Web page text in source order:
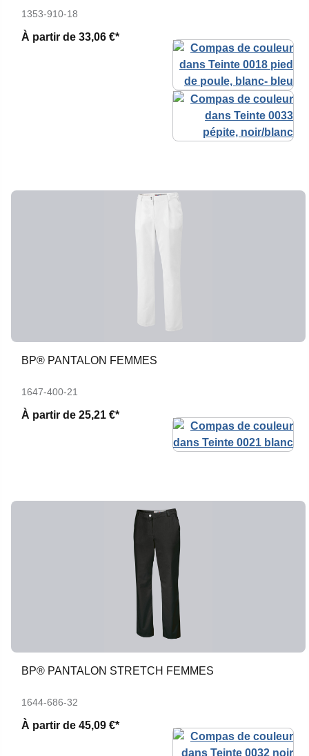
1353-910-18
À partir de 33,06 €*
BP® PANTALON FEMMES
1647-400-21
À partir de 25,21 €*
BP® PANTALON STRETCH FEMMES
1644-686-32
À partir de 45,09 €*